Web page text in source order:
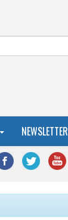
NEWSLETTER